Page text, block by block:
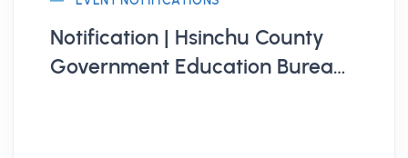
Notification | Hsinchu County
Government Education Bureau